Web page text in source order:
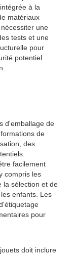
à la
matériaux
une
tests et une
pour
potentiel
d'emballage de
de
des
facilement
compris les
la sélection et de
enfants. Les
pour
doit inclure